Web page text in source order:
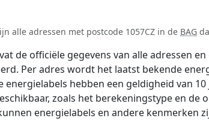
alle adressen met postcode 1057CZ in de BAG
de officiële gegevens van alle adressen
Per adres wordt het laatst bekende
hebben een geldigheid van
zoals het berekeningstype en
energielabels en andere kenmerken